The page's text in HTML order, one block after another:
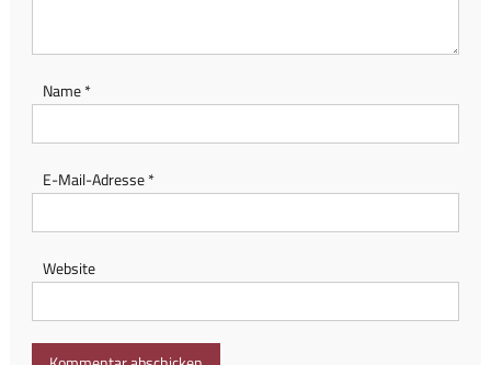
Name*
E-Mail-Adresse*
Website